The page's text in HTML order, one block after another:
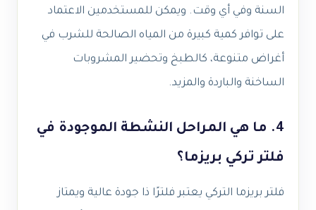
السنة وفي أي وقت. ويمكن للمستخدمين الاعتماد
على توافر كمية كبيرة من المياه الصالحة للشرب في
أغراض متنوعة، كالطبخ وتحضير المشروبات
الساخنة والباردة والمزيد.
4. ما هي المراحل النشطة الموجودة في
فلتر تركي بريزما؟
فلتر بريزما التركي يعتبر فلترًا ذا جودة عالية ويمتاز